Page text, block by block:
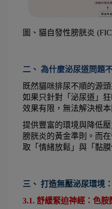
圖、貓自發性膀胱炎
二、 為什麼泌尿道問題
既然貓咪排尿不順的源
如果只針對「泌尿道」
效果有限，無法解決根本
提供豐富的環境與降低
膀胱炎的黃金準則。而
取「情緒放鬆」與「黏
三、 打造無壓泌尿環境
3.1. 舒緩緊迫神經：色